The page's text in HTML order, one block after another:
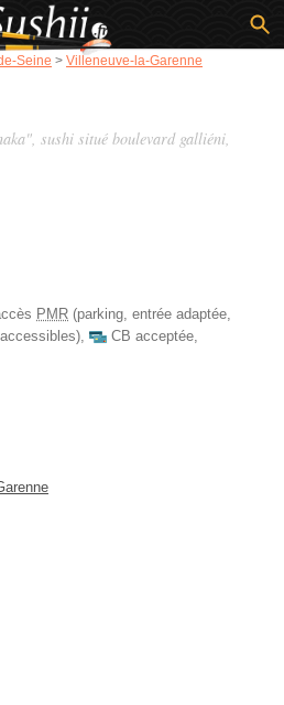
Seine > Villeneuve-la-Garenne
sushi situé boulevard galliéni,
PMR (parking, entrée adaptée,
, CB acceptée,